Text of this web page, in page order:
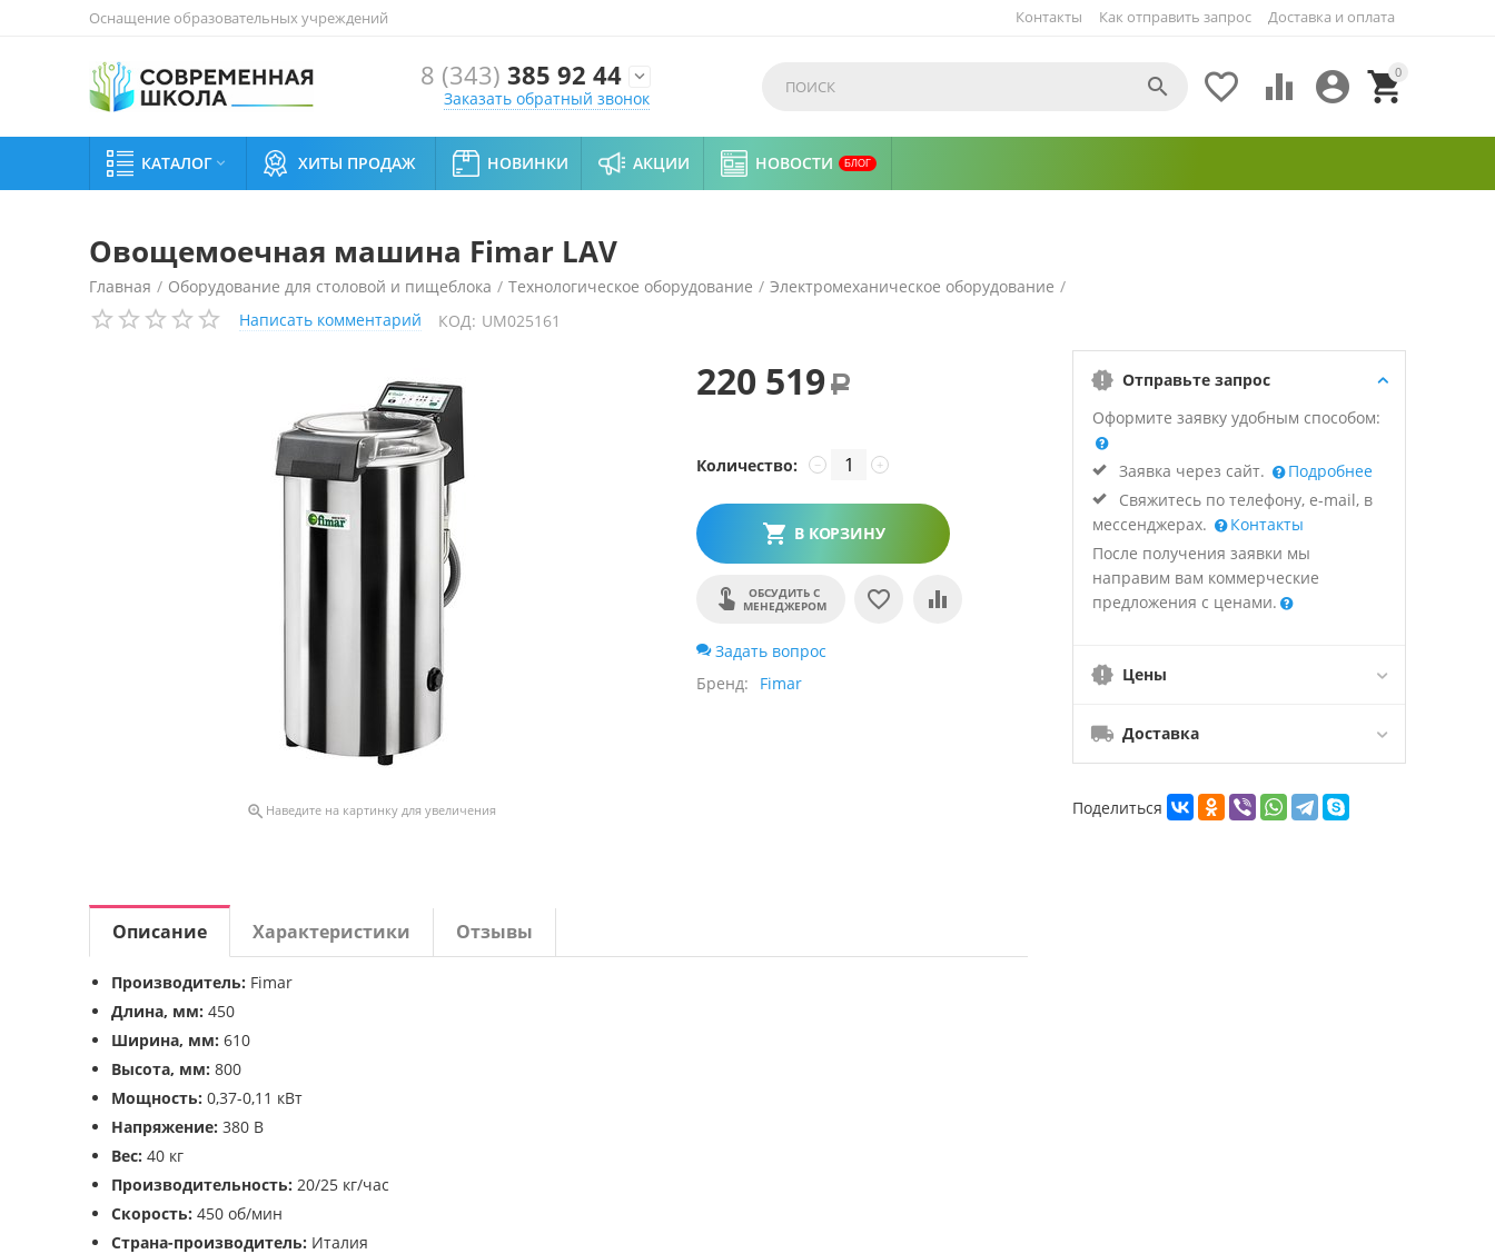
Оснащение образовательных учреждений Как отправить запрос Доставка и оплата
Контакты
8 (343) 385 92 44 
Заказать обратный звонок
0


 

КАТАЛОГ  ХИТЫ ПРОДАЖ НОВИНКИ АКЦИИ НОВОСТИ БЛОГ
Овощемоечная машина Fimar LAV
Главная / Оборудование для столовой и пищеблока / Технологическое оборудование / Электромеханическое оборудование /
Машины для очистки и протирки овощей / Овощемоечная машина Fimar LAV
Написать комментарий КОД: UM025161
 Наведите на картинку для увеличения
220 519 Р
Количество: +
−
В КОРЗИНУ
ОБСУДИТЬ С
МЕНЕДЖЕРОМ
Задать вопрос
Бренд
Fimar
Отправьте запрос
Оформите заявку удобным способом:
Заявка через сайт.
Подробнее
Свяжитесь по телефону, e-mail, в
мессенджерах.
Контакты
После получения заявки мы
направим вам коммерческие
предложения с ценами.
Цены
Доставка
Поделиться
Описание Характеристики Отзывы
Производитель: Fimar
Длина, мм: 450
Ширина, мм: 610
Высота, мм: 800
Мощность: 0,37-0,11 кВт
Напряжение: 380 В
Вес: 40 кг
Производительность: 20/25 кг/час
Скорость: 450 об/мин
Страна-производитель: Италия